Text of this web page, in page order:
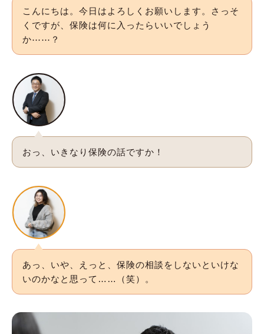
こんにちは。今日はよろしくお願いします。さっそ
くですが、保険は何に入ったらいいでしょう
か⋯⋯？
おっ、いきなり保険の話ですか！
あっ、いや、えっと、保険の相談をしないといけな
いのかなと思って……（笑）。